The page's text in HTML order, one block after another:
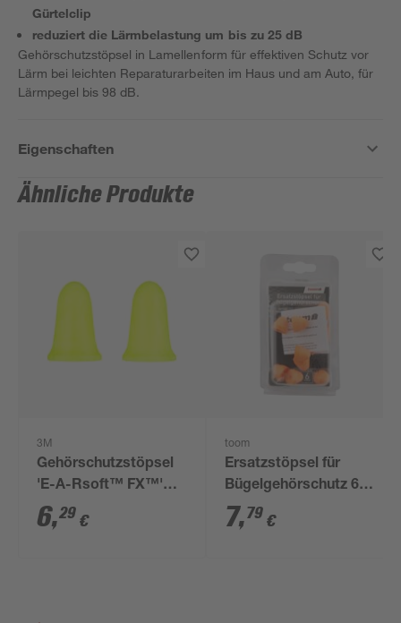
Gürtelclip
reduziert die Lärmbelastung um bis zu 25 dB
Gehörschutzstöpsel in Lamellenform für effektiven Schutz vor
Lärm bei leichten Reparaturarbeiten im Haus und am Auto, für
Lärmpegel bis 98 dB.
Eigenschaften
Ähnliche Produkte
3M
Gehörschutzstöpsel
'E-A-Rsoft™ FX™'
weich 5 Paar, 94 - 105
dB
6,29 €
toom
Ersatzstöpsel für
Bügelgehörschutz 6
Stück
7,79 €